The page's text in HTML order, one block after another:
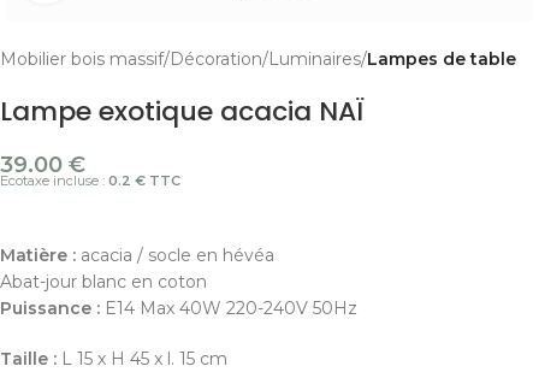
Mobilier bois massif Décoration Luminaires Lampes de table
Lampe exotique acacia NAÏ
39.00 €
Ecotaxe incluse : 0.2 € TTC
Matière : acacia / socle en hévéa
Abat-jour blanc en coton
Puissance : E14 Max 40W 220-240V 50Hz
Taille : L 15 x H 45 x l. 15 cm